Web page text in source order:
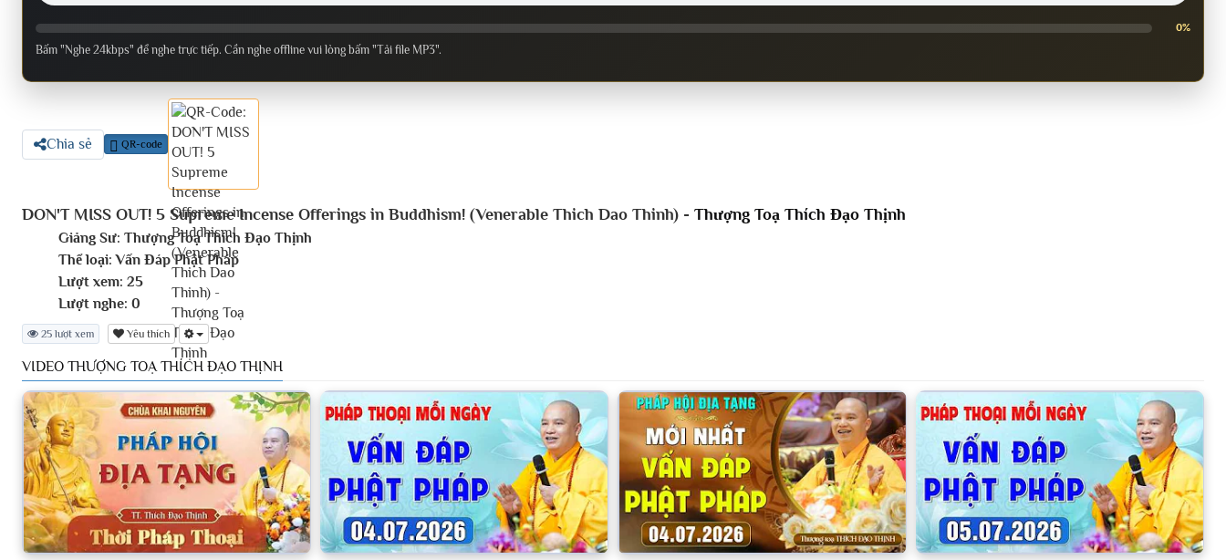
0%
Bấm "Nghe 24kbps" để nghe trực tiếp. Cần nghe offline vui lòng bấm "Tải file MP3".
Chia sẻ QR-code
DON'T MISS OUT! 5 Supreme Incense Offerings in Buddhism! (Venerable Thich Dao Thinh) - Thượng Toạ Thích Đạo Thịnh
Giảng Sư: Thượng Toạ Thích Đạo Thịnh
Thể loại: Vấn Đáp Phật Pháp
Lượt xem: 25
Lượt nghe: 0
25 lượt xem Yêu thích
VIDEO THƯỢNG TOẠ THÍCH ĐẠO THỊNH